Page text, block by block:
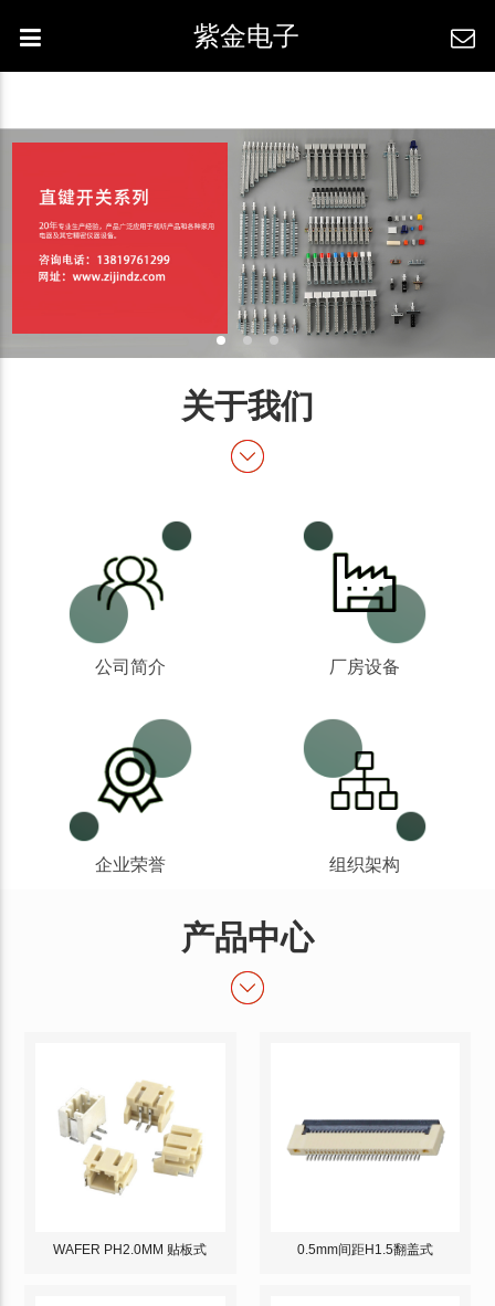
紫金电子
关于我们
公司简介 厂房设备
企业荣誉 组织架构
产品中心
WAFER PH2.0MM 贴板式 0.5mm间距H1.5翻盖式